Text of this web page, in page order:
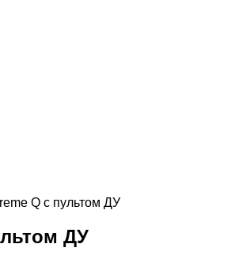
Q с пультом ДУ
ДУ